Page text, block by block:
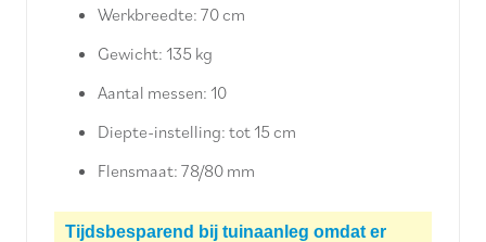
Werkbreedte: 70 cm
Gewicht: 135 kg
Aantal messen: 10
Diepte-instelling: tot 15 cm
Flensmaat: 78/80 mm
Tijdsbesparend bij tuinaanleg omdat er